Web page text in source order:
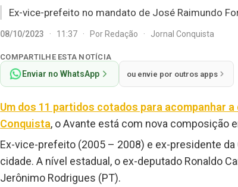
Ex-vice-prefeito no mandato de José Raimundo
08/10/2023 · 11:37 · PorRedação · Jornal Conquista
COMPARTILHE ESTA NOTÍCIA
Enviar no WhatsApp ou envie por outros apps
Um dos 11 partidos cotados para acompanhar
Conquista, o Avante está com nova composição
Ex-vice-prefeito (2005 – 2008) e ex-presidente
cidade. A nível estadual, o ex-deputado Ronaldo
Jerônimo Rodrigues (PT).